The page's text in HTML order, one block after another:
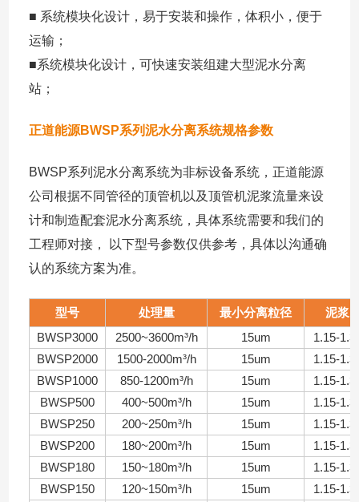
■ 系统模块化设计，易于安装和操作，体积小，便于
运输；
■系统模块化设计，可快速安装组建大型泥水分离
站；
正道能源BWSP系列泥水分离系统规格参数
BWSP系列泥水分离系统为非标设备系统，正道能源
公司根据不同管径的顶管机以及顶管机泥浆流量来设
计和制造配套泥水分离系统，具体系统需要和我们的
工程师对接， 以下型号参数仅供参考，具体以沟通确
认的系统方案为准。
型号 处理量 最小分离粒径
泥浆
BWSP3000
2500~3600m³/h 15um
1.15-
BWSP2000
1500-2000m³/h 15um
1.15-
BWSP1000
850-1200m³/h 15um
1.15-
BWSP500
400~500m³/h 15um
1.15-
BWSP250
200~250m³/h 15um
1.15-
BWSP200
180~200m³/h 15um
1.15-
BWSP180
150~180m³/h 15um
1.15-
BWSP150
120~150m³/h 15um
1.15-